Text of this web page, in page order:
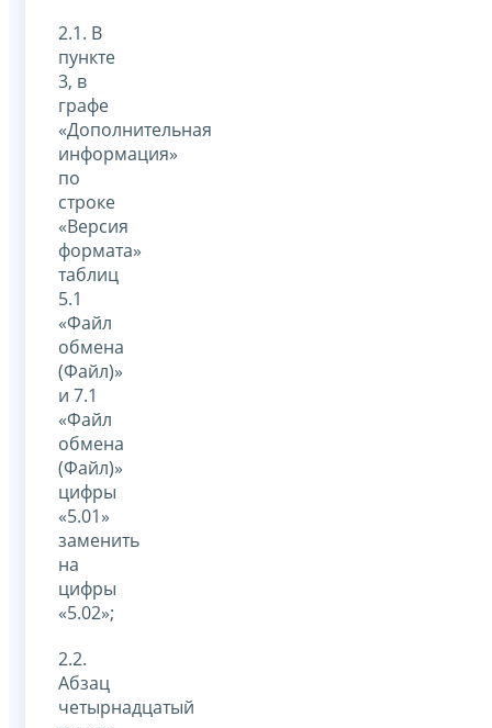
2.1. В
пункте
3, в
графе
«Дополнительная
информация»
по
строке
«Версия
формата»
таблиц
5.1
«Файл
обмена
(Файл)»
и 7.1
«Файл
обмена
(Файл)»
цифры
«5.01»
заменить
на
цифры
«5.02»;
2.2.
Абзац
четырнадцатый